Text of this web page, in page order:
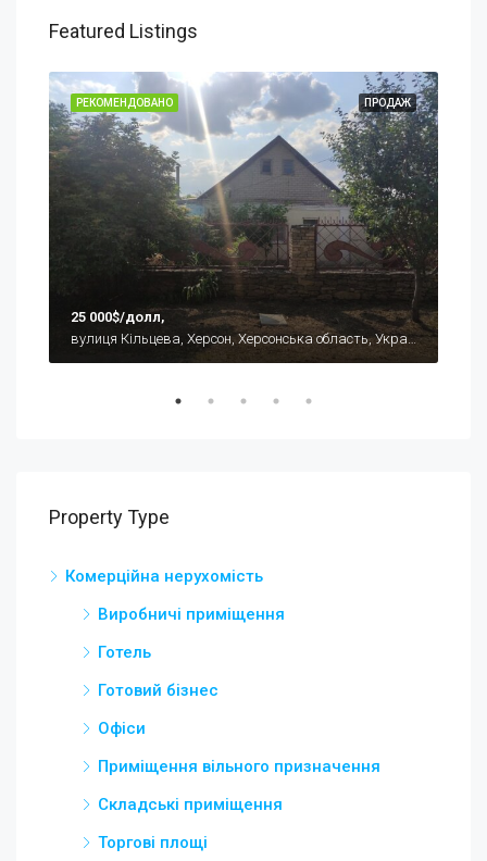
Featured Listings
ПРОДАЖ
РЕКОМЕНДОВАНО
25 000$/долл,
вулиця Кільцева, Херсон, Херсонська область, Україна
Property Type
Комерційна нерухомість
Виробничі приміщення
Готель
Готовий бізнес
Офіси
Приміщення вільного призначення
Складські приміщення
Торгові площі